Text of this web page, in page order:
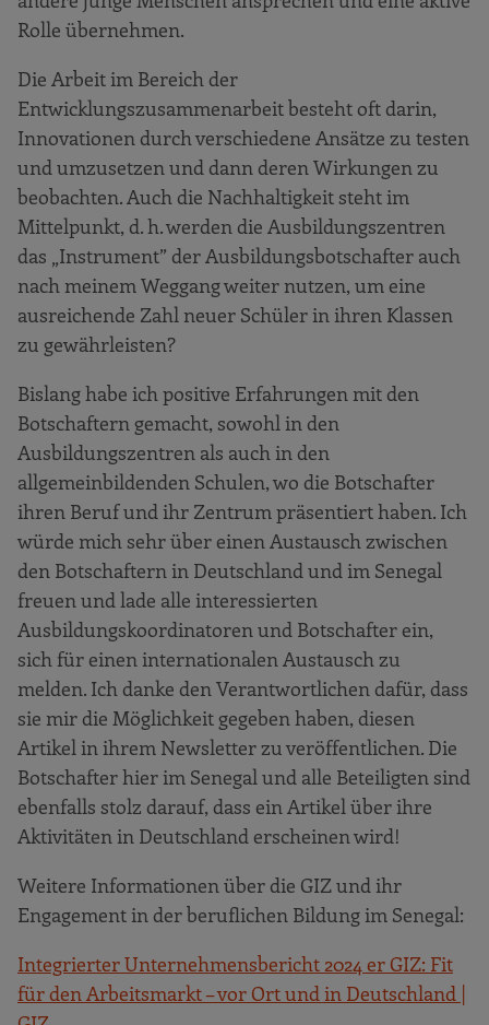
Rolle übernehmen.
Die Arbeit im Bereich der
Entwicklungszusammenarbeit besteht oft darin,
Innovationen durch verschiedene Ansätze zu testen
und umzusetzen und dann deren Wirkungen zu
beobachten. Auch die Nachhaltigkeit steht im
Mittelpunkt, d. h. werden die Ausbildungszentren
das „Instrument” der Ausbildungsbotschafter auch
nach meinem Weggang weiter nutzen, um eine
ausreichende Zahl neuer Schüler in ihren Klassen
zu gewährleisten?
Bislang habe ich positive Erfahrungen mit den
Botschaftern gemacht, sowohl in den
Ausbildungszentren als auch in den
allgemeinbildenden Schulen, wo die Botschafter
ihren Beruf und ihr Zentrum präsentiert haben. Ich
würde mich sehr über einen Austausch zwischen
den Botschaftern in Deutschland und im Senegal
freuen und lade alle interessierten
Ausbildungskoordinatoren und Botschafter ein,
sich für einen internationalen Austausch zu
melden. Ich danke den Verantwortlichen dafür, dass
sie mir die Möglichkeit gegeben haben, diesen
Artikel in ihrem Newsletter zu veröffentlichen. Die
Botschafter hier im Senegal und alle Beteiligten sind
ebenfalls stolz darauf, dass ein Artikel über ihre
Aktivitäten in Deutschland erscheinen wird!
Weitere Informationen über die GIZ und ihr
Engagement in der beruflichen Bildung im Senegal:
Integrierter Unternehmensbericht 2024 er GIZ: Fit
für den Arbeitsmarkt – vor Ort und in Deutschland |